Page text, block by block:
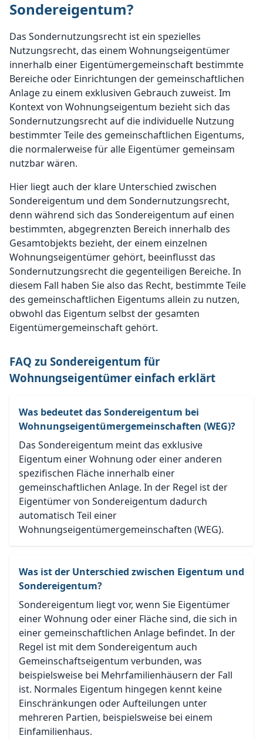
Sondereigentum?
Das Sondernutzungsrecht ist ein spezielles
Nutzungsrecht, das einem Wohnungseigentümer
innerhalb einer Eigentümergemeinschaft bestimmte
Bereiche oder Einrichtungen der gemeinschaftlichen
Anlage zu einem exklusiven Gebrauch zuweist. Im
Kontext von Wohnungseigentum bezieht sich das
Sondernutzungsrecht auf die individuelle Nutzung
bestimmter Teile des gemeinschaftlichen Eigentums,
die normalerweise für alle Eigentümer gemeinsam
nutzbar wären.
Hier liegt auch der klare Unterschied zwischen
Sondereigentum und dem Sondernutzungsrecht,
denn während sich das Sondereigentum auf einen
bestimmten, abgegrenzten Bereich innerhalb des
Gesamtobjekts bezieht, der einem einzelnen
Wohnungseigentümer gehört, beeinflusst das
Sondernutzungsrecht die gegenteiligen Bereiche. In
diesem Fall haben Sie also das Recht, bestimmte Teile
des gemeinschaftlichen Eigentums allein zu nutzen,
obwohl das Eigentum selbst der gesamten
Eigentümergemeinschaft gehört.
FAQ zu Sondereigentum für
Wohnungseigentümer einfach erklärt
Was bedeutet das Sondereigentum bei
Wohnungseigentümergemeinschaften (WEG)?
Das Sondereigentum meint das exklusive
Eigentum einer Wohnung oder einer anderen
spezifischen Fläche innerhalb einer
gemeinschaftlichen Anlage. In der Regel ist der
Eigentümer von Sondereigentum dadurch
automatisch Teil einer
Wohnungseigentümergemeinschaften (WEG).
Was ist der Unterschied zwischen Eigentum und
Sondereigentum?
Sondereigentum liegt vor, wenn Sie Eigentümer
einer Wohnung oder einer Fläche sind, die sich in
einer gemeinschaftlichen Anlage befindet. In der
Regel ist mit dem Sondereigentum auch
Gemeinschaftseigentum verbunden, was
beispielsweise bei Mehrfamilienhäusern der Fall
ist. Normales Eigentum hingegen kennt keine
Einschränkungen oder Aufteilungen unter
mehreren Partien, beispielsweise bei einem
Einfamilienhaus.